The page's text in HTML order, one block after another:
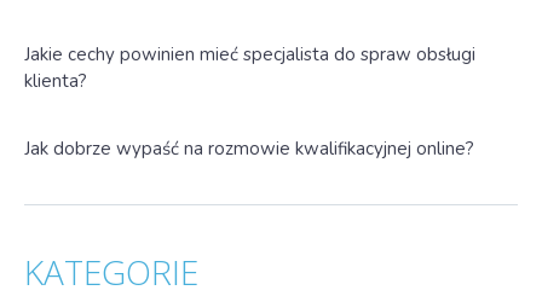
Jakie cechy powinien mieć specjalista do spraw obsługi
klienta?
Jak dobrze wypaść na rozmowie kwalifikacyjnej online?
KATEGORIE